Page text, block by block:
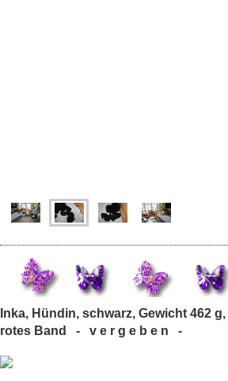
Inka, Hündin, schwarz, Gewicht
rotes Band - v e r g e b e n -